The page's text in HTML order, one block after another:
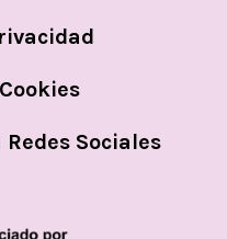
Sociales